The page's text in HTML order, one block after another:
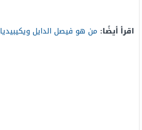
اقرأ أيضًا: من هو فيصل الدايل ويكيبيديا